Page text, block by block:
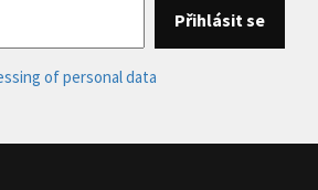
of personal data